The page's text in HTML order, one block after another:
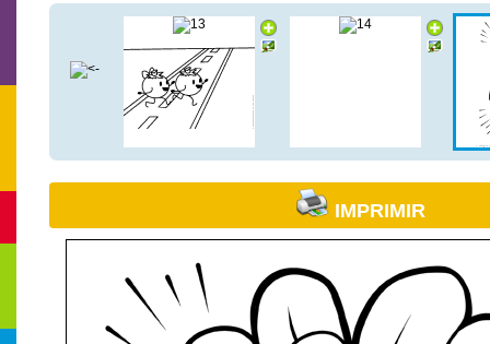
IMPRIMIR